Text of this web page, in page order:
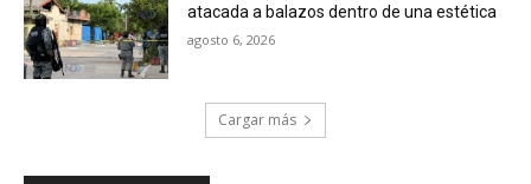
atacada a balazos dentro de una estética
agosto 6, 2026
Cargar más